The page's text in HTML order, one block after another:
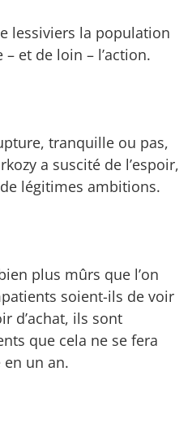
lessiviers la population
et de loin – l’action.
tranquille ou pas,
a suscité de l’espoir,
légitimes ambitions.
plus mûrs que l’on
soient-ils de voir
d’achat, ils sont
que cela ne se fera
un an.